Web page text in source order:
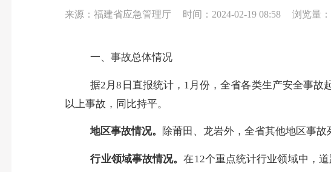
来源：福建省应急管理厅 时间：2024-02-19 08:58 浏览量
一、事故总体情况
据2月8日直报统计，1月份，全省各类生产安全事故
以上事故，同比持平。
地区事故情况。 除莆田、龙岩外，全省其他地区事
行业领域事故情况。在12个重点统计行业领域中，